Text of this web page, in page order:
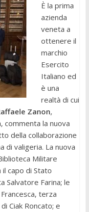
È la prima
azienda
veneta a
ottenere il
marchio
Esercito
Italiano ed
è una
realtà di cui
Zanon,
, commenta la nuova
della collaborazione
di valigeria. La nuova
Militare
il capo di Stato
Salvatore Farina; le
terza
Ciak Roncato; e